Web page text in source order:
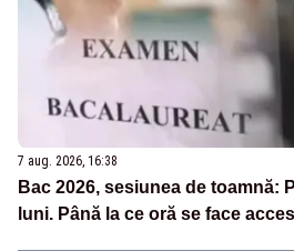
7 aug. 2026, 16:38
Bac 2026, sesiunea de toamnă:
luni. Până la ce oră se face